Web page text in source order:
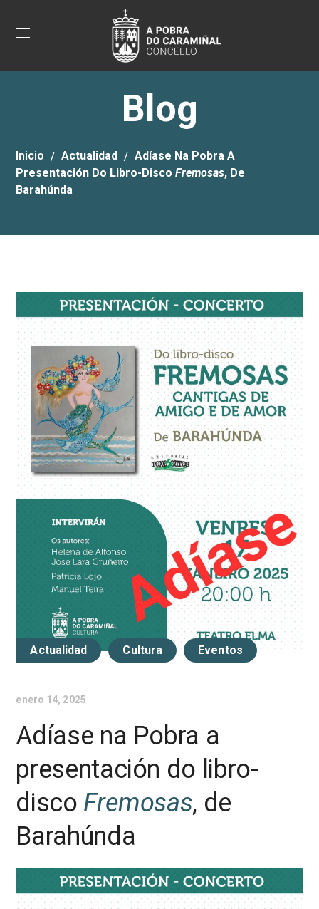
Blog
Inicio Actualidad
Adíase Na Pobra A
Presentación Do Libro-DiscoFremosas, De
Barahúnda
Actualidad Cultura Eventos
enero 14, 2025
Adíase na Pobra a
presentación do libro-
disco Fremosas, de
Barahúnda